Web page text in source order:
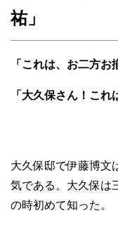
祐」
「これは、お二方お
「大久保さん！これ
大久保邸で伊藤博文
気である。大久保は
の時初めて知った。